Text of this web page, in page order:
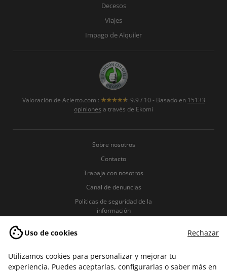
Uso de cookies Rechazar
Utilizamos cookies para personalizar y mejorar tu
experiencia. Puedes aceptarlas, configurarlas o saber más en
Decesos
Viajes
Impago de Alquiler
Valoración de Acierto.com : 9.9 / 10 - Basado en 15133
opiniones a través de Ekomi
Sobre nosotros
Contacto
Trabaja con nosotros
Canal de denuncias
Políticas de seguridad de la
información
Términos y condiciones
Aviso legal